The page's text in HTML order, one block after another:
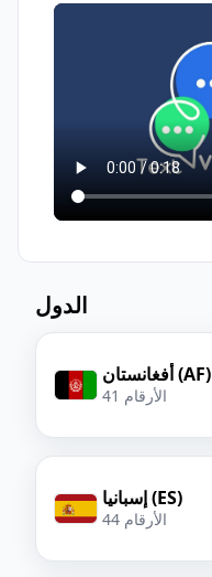
الدول
أفغانستان (AF)
41 الأرقام
إسبانيا (ES)
44 الأرقام